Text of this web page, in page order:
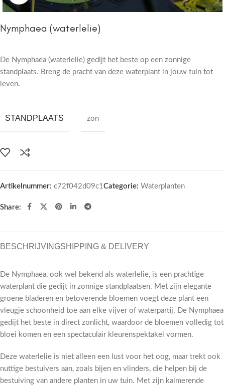
Nymphaea (waterlelie)
De Nymphaea (waterlelie) gedijt het beste op een zonnige
standplaats. Breng de pracht van deze waterplant in jouw tuin tot
leven.
STANDPLAATS zon
Artikelnummer: c72f042d09c1 Categorie: Waterplanten
Share:
BESCHRIJVINGSHIPPING & DELIVERY
De Nymphaea, ook wel bekend als waterlelie, is een prachtige
waterplant die gedijt in zonnige standplaatsen. Met zijn elegante
groene bladeren en betoverende bloemen voegt deze plant een
vleugje schoonheid toe aan elke vijver of waterpartij. De Nymphaea
gedijt het beste in direct zonlicht, waardoor de bloemen volledig tot
bloei komen en een spectaculair kleurenspektakel vormen.
Deze waterlelie is niet alleen een lust voor het oog, maar trekt ook
nuttige bestuivers aan, zoals bijen en vlinders, die helpen bij de
bestuiving van andere planten in uw tuin. Met zijn kalmerende